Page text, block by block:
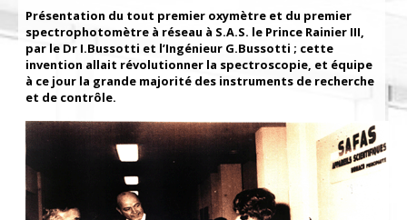
Présentation du tout premier oxymètre et du premier
spectrophotomètre à réseau à S.A.S. le Prince Rainier III,
par le Dr I.Bussotti et l’Ingénieur G.Bussotti ; cette
invention allait révolutionner la spectroscopie, et équipe
à ce jour la grande majorité des instruments de recherche
et de contrôle.